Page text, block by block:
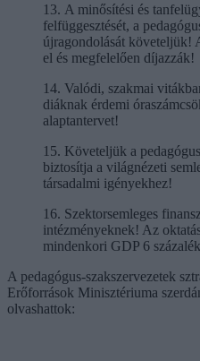
13. A minősítési és
felfüggesztését, a
újragondolását követeljük!
el és megfelelően díjazzák!
14. Valódi, szakmai
diáknak érdemi
alaptantervet!
15. Követeljük a
biztosítja a világnézeti
társadalmi igényekhez!
16. Szektorsemleges
intézményeknek! Az
mindenkori GDP 6
A pedagógus-szakszervezetek
Erőforrások Minisztériuma
olvashattok: